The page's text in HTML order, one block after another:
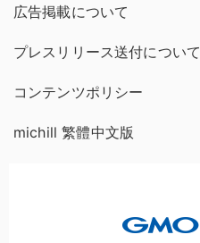
広告掲載について
プレスリリース送付について
コンテンツポリシー
michill 繁體中文版